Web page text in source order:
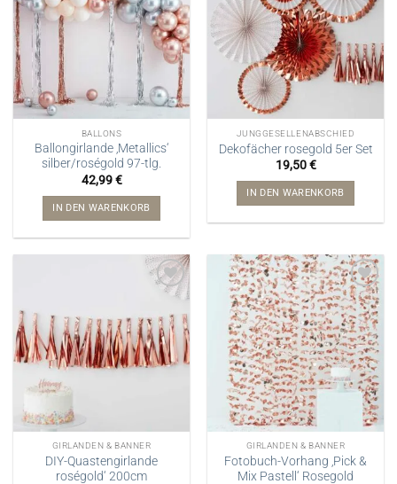
BALLONS
Ballongirlande ‚Metallics‘
silber/roségold 97-tlg.
42,99€
IN DEN WARENKORB
JUNGGESELLENABSCHIED
Dekofächer rosegold 5er Set
19,50€
IN DEN WARENKORB
GIRLANDEN & BANNER
DIY-Quastengirlande
roségold‘ 200cm
GIRLANDEN & BANNER
Fotobuch-Vorhang ‚Pick &
Mix Pastell‘ Rosegold